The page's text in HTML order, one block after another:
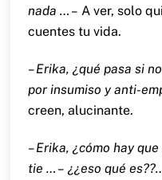
nada … – A ver, solo
cuentes tu vida.
– Erika, ¿qué pasa si
por insumiso y anti-
creen, alucinante.
– Erika, ¿cómo hay
tie … – ¿¿eso qué